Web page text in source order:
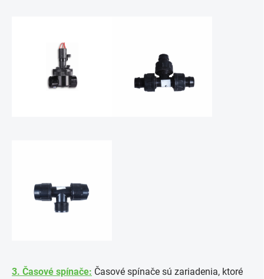
3. Časové spínače: Časové spínače sú zariadenia, ktoré